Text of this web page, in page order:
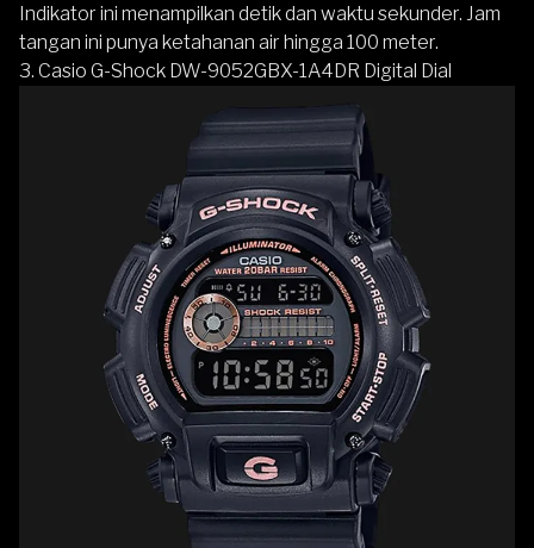
Indikator ini menampilkan detik dan waktu sekunder. Jam
tangan ini punya ketahanan air hingga 100 meter.
3. Casio G-Shock DW-9052GBX-1A4DR Digital Dial